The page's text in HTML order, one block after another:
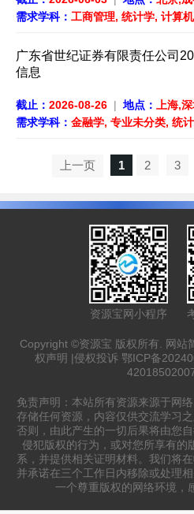
需求学科： 工商管理, 统计学, 计算
广东省世纪证券有限责任公司
信息
截止： 2026-08-26 | 地点： 上海,深
需求学科： 金融学, 专业未分类, 统
上一页 1 2 3
资源宝网小程序
Copyright ©资源宝 版权所有. 网站
权声明 |侵权投诉 鄂ICP备
免责声明：本站所有资源来源于网
存储任何资源，内容仅供交流学习
否则，由此产生的一切后果将由您
侵犯版权的行为，或对您所享有的
系，并提供相关证明材料。我们将
并承诺在三个工作日内移除或处理
一个尊重版权的网络环境，